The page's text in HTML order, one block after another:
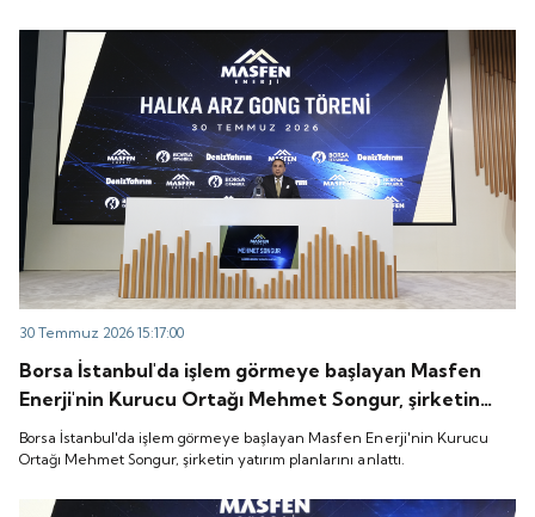
30 Temmuz 2026 15:17:00
Borsa İstanbul'da işlem görmeye başlayan Masfen
Enerji'nin Kurucu Ortağı Mehmet Songur, şirketin
yatırım planlarını anlattı.
Borsa İstanbul'da işlem görmeye başlayan Masfen Enerji'nin Kurucu
Ortağı Mehmet Songur, şirketin yatırım planlarını anlattı.